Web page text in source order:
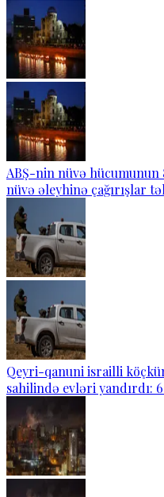
ABŞ-nin nüvə
nüvə əleyhinə çağırışlar
Qeyri-qanuni israilli
sahilində evləri yandırdı: